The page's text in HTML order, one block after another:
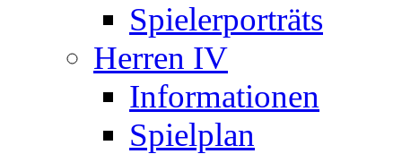
Spielerporträts
Herren IV
Informationen
Spielplan